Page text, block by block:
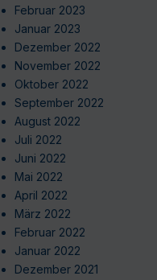
Februar 2023
Januar 2023
Dezember 2022
November 2022
Oktober 2022
September 2022
August 2022
Juli 2022
Juni 2022
Mai 2022
April 2022
März 2022
Februar 2022
Januar 2022
Dezember 2021